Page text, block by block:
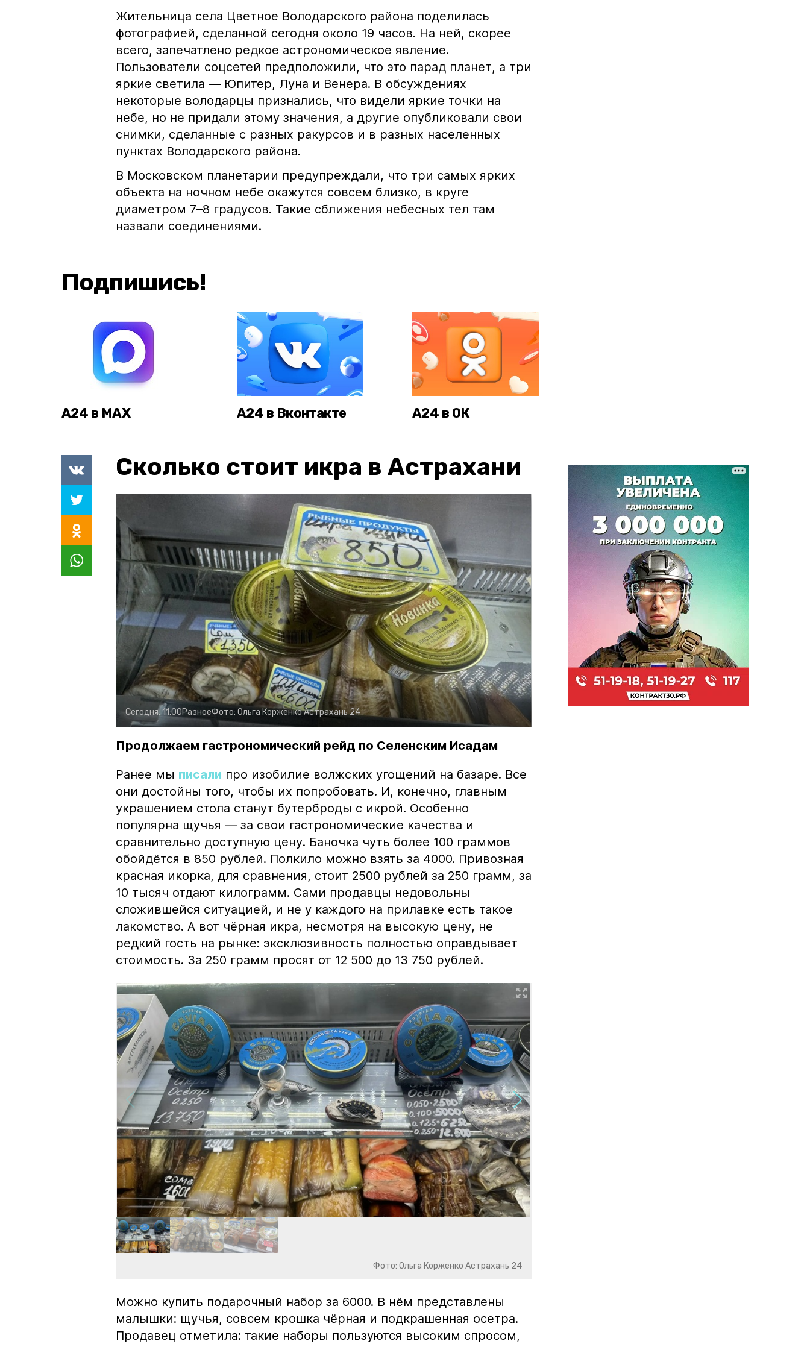
Жительница села Цветное Володарского района поделилась
фотографией, сделанной сегодня около 19 часов. На ней, скорее
всего, запечатлено редкое астрономическое явление.
Пользователи соцсетей предположили, что это парад планет, а три
яркие светила — Юпитер, Луна и Венера. В обсуждениях
некоторые володарцы признались, что видели яркие точки на
небе, но не придали этому значения, а другие опубликовали свои
снимки, сделанные с разных ракурсов и в разных населенных
пунктах Володарского района.
В Московском планетарии предупреждали, что три самых ярких
объекта на ночном небе окажутся совсем близко, в круге
диаметром 7–8 градусов. Такие сближения небесных тел там
назвали соединениями.
Подпишись!
А24 в MAX А24 в Вконтакте А24 в ОК
Сколько стоит икра в Астрахани
Сегодня, 11:00РазноеФото: Ольга КорженкоАстрахань 24
Продолжаем гастрономический рейд по Селенским Исадам
Ранее мы писали про изобилие волжских угощений на базаре. Все
они достойны того, чтобы их попробовать. И, конечно, главным
украшением стола станут бутерброды с икрой. Особенно
популярна щучья — за свои гастрономические качества и
сравнительно доступную цену. Баночка чуть более 100 граммов
обойдётся в 850 рублей. Полкило можно взять за 4000. Привозная
красная икорка, для сравнения, стоит 2500 рублей за 250 грамм, за
10 тысяч отдают килограмм. Сами продавцы недовольны
сложившейся ситуацией, и не у каждого на прилавке есть такое
лакомство. А вот чёрная икра, несмотря на высокую цену, не
редкий гость на рынке: эксклюзивность полностью оправдывает
стоимость. За 250 грамм просят от 12 500 до 13 750 рублей.
Фото: Ольга Корженко Астрахань 24
Можно купить подарочный набор за 6000. В нём представлены
малышки: щучья, совсем крошка чёрная и подкрашенная осетра.
Продавец отметила: такие наборы пользуются высоким спросом,